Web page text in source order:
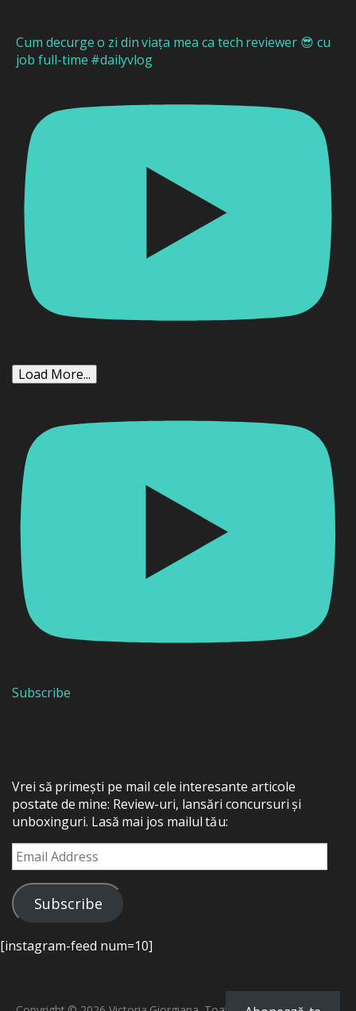
Cum decurge o zi din viața mea ca tech reviewer 😎 cu
job full-time #dailyvlog
Load More...
Subscribe
Vrei să primești pe mail cele interesante articole
postate de mine: Review-uri, lansări concursuri și
unboxinguri. Lasă mai jos mailul tău:
Email
Address
Subscribe
[instagram-feed num=10]